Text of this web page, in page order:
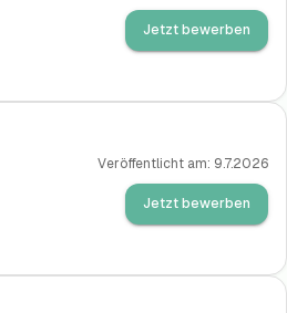
Jetzt bewerben
Veröffentlicht am: 9.7.2026
Jetzt bewerben